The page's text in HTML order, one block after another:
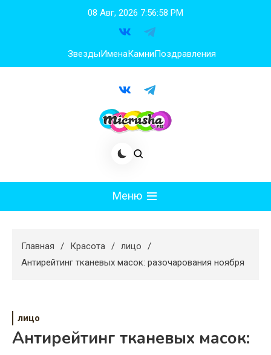
08 Авг, 2026 7:57:00 PM
ЗвездыИменаКамниПоздравления
Меню
Худеем
Свадьба
Главная Красота
лицо
Антирейтинг тканевых масок: разочарования ноября
лицо
Антирейтинг тканевых масок: